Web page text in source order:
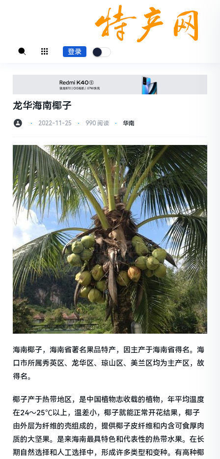
登录
龙华海南椰子
⋅ 2022-11-25 ⋅ 990 阅读 ⋅ 华南
海南椰子，海南省著名果品特产，因主产于海南省得名。海
口市所属秀英区、龙华区、琼山区、美兰区均为主产区，故
得名。
椰子产于热带地区，是中国植物志收载的植物，年平均温度
在24～25℃以上，温差小，椰子就能正常开花结果，椰子
由外层为纤维的壳组成的，提供椰子皮纤维和内含可食厚肉
质的大坚果。是来海南最具特色和代表性的热带水果。在长
期自然选择和人工选择中，形成许多类型和变种。有高种椰